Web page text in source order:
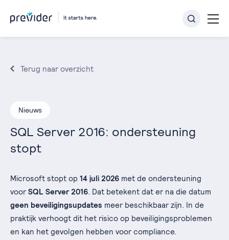
Terug naar overzicht
Nieuws
SQL Server 2016: ondersteuning
stopt
Microsoft stopt op 14 juli 2026 met de ondersteuning
voor SQL Server 2016. Dat betekent dat er na die datum
geen beveiligingsupdates meer beschikbaar zijn. In de
praktijk verhoogt dit het risico op beveiligingsproblemen
en kan het gevolgen hebben voor compliance.